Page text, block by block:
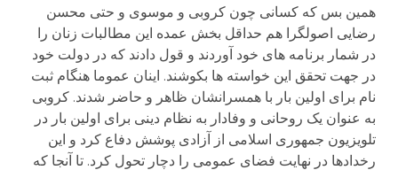
همین بس که کسانی چون کروبی و موسوی و حتی محسن
رضایی اصولگرا هم حداقل بخش عمده این مطالبات زنان را
در شمار برنامه های خود آوردند و قول دادند که در دولت خود
در جهت تحقق این خواسته ها بکوشند. اینان عموما هنگام ثبت
نام برای اولین بار با همسرانشان ظاهر و حاضر شدند. کروبی
به عنوان یک روحانی و وفادار به نظام دینی برای اولین بار در
تلویزیون جمهوری اسلامی از آزادی پوشش دفاع کرد و این
رخدادها در نهایت فضای عمومی را دچار تحول کرد. تا آنجا که